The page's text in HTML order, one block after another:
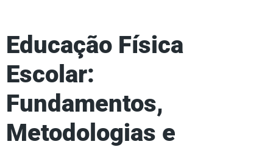
Educação Física
Escolar:
Fundamentos,
Metodologias e